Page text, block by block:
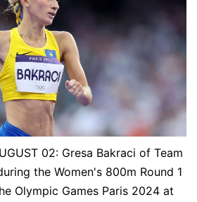
02: Gresa Bakraci of Team
the Women's 800m Round 1
Olympic Games Paris 2024 at